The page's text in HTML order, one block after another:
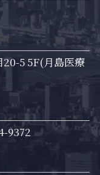
20-5 5F(月島医療
9372